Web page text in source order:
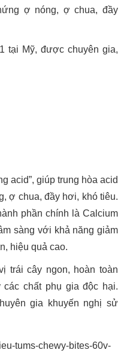
ợ nóng, ợ chua, đầy
tại Mỹ, được chuyên gia,
acid”, giúp trung hòa acid
ợ chua, đầy hơi, khó tiêu.
phần chính là Calcium
sàng với khả năng giảm
hiệu quả cao.
trái cây ngon, hoàn toàn
chất phụ gia độc hại.
gia khuyến nghị sử